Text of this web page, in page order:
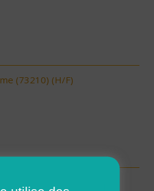
(73210) (H/F)
(H/F)